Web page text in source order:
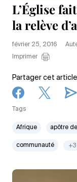
L’Église
la relève
février 25, 2016
Imprimer
Partager cet article
Tags
Afrique apôtre
communauté +3